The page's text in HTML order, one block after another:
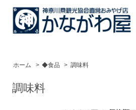
ホーム > ◆食品 > 調味料
調味料